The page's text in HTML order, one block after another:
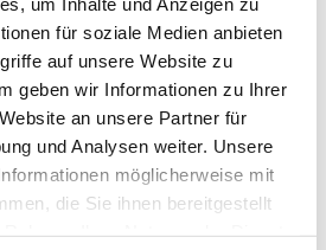
für soziale Medien anbieten
auf unsere Website zu
geben wir Informationen zu Ihrer
an unsere Partner für
und Analysen weiter. Unsere
möglicherweise mit
die Sie ihnen bereitgestellt
Sie unsere
0171/9517500.